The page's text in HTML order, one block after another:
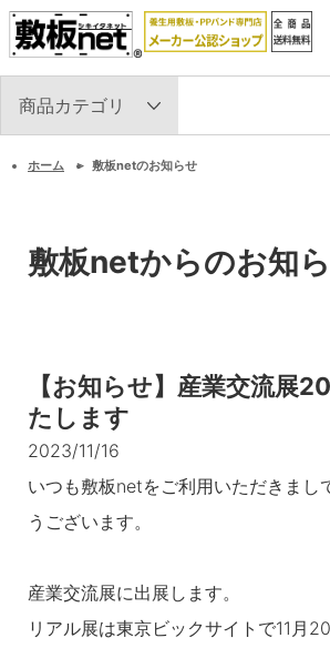
ホーム 敷板netのお知らせ
敷板netからのお知
【お知らせ】産業交流展
たします
2023/11/16
いつも敷板netをご利用いただきまし
うございます。
産業交流展に出展します。
リアル展は東京ビックサイトで11月